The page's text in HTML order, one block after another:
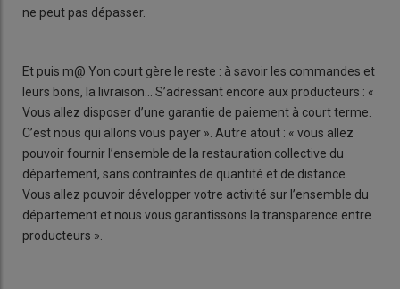
ne peut pas dépasser.
Et puis m@ Yon court gère le reste : à savoir les commandes et
leurs bons, la livraison… S’adressant encore aux producteurs : «
Vous allez disposer d’une garantie de paiement à court terme.
C’est nous qui allons vous payer ». Autre atout : « vous allez
pouvoir fournir l’ensemble de la restauration collective du
département, sans contraintes de quantité et de distance.
Vous allez pouvoir développer votre activité sur l’ensemble du
département et nous vous garantissons la transparence entre
producteurs ».